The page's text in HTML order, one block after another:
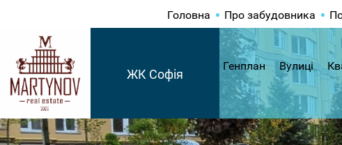
Головна Про забудовника
ЖК Софія
Генплан Вулиці